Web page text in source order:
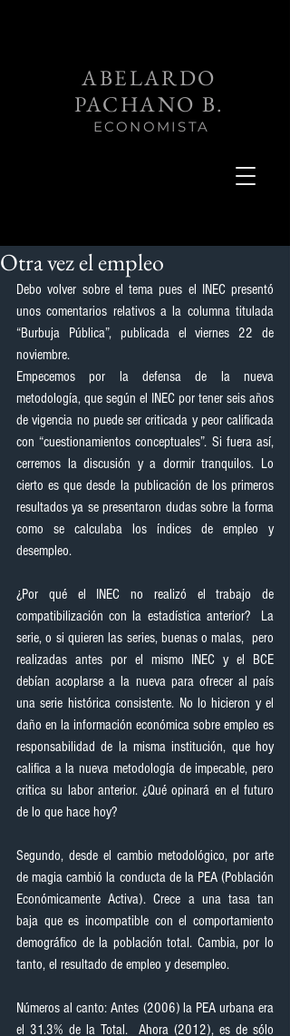
ABELARDO
PACHANO B.
ECONOMISTA
Otra vez el empleo
Debo volver sobre el tema pues el INEC presentó
unos comentarios relativos a la columna titulada
“Burbuja Pública”, publicada el viernes 22 de
noviembre.
Empecemos por la defensa de la nueva
metodología, que según el INEC por tener seis años
de vigencia no puede ser criticada y peor calificada
con “cuestionamientos conceptuales”. Si fuera así,
cerremos la discusión y a dormir tranquilos. Lo
cierto es que desde la publicación de los primeros
resultados ya se presentaron dudas sobre la forma
como se calculaba los índices de empleo y
desempleo.
¿Por qué el INEC no realizó el trabajo de
compatibilización con la estadística anterior?  La
serie, o si quieren las series, buenas o malas,  pero
realizadas antes por el mismo INEC y el BCE
debían acoplarse a la nueva para ofrecer al país
una serie histórica consistente. No lo hicieron y el
daño en la información económica sobre empleo es
responsabilidad de la misma institución, que hoy
califica a la nueva metodología de impecable, pero
critica su labor anterior. ¿Qué opinará en el futuro
de lo que hace hoy?
Segundo, desde el cambio metodológico, por arte
de magia cambió la conducta de la PEA (Población
Económicamente Activa). Crece a una tasa tan
baja que es incompatible con el comportamiento
demográfico de la población total. Cambia, por lo
tanto, el resultado de empleo y desempleo.
Números al canto: Antes (2006) la PEA urbana era
el 31.3% de la Total.  Ahora (2012), es de sólo